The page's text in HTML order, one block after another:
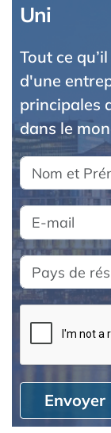
Uni
Tout ce
d'une
principales
dans le
Envoyer